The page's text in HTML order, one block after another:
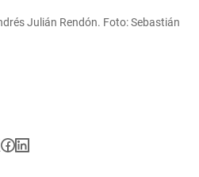
Julián Rendón. Foto: Sebastián